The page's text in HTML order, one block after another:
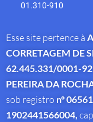
01.310-910
Esse site pertence à
CORRETAGEM DE
62.445.331/0001-92
PEREIRA DA
sob registro nº
1902441566004,